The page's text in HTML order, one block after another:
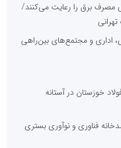
مصرف برق را رعایت می‌کنند/
تجاری، اداری و مجتمع‌های بین‌راهی
خوزستان در آستانه
فناوری و نوآوری بستری